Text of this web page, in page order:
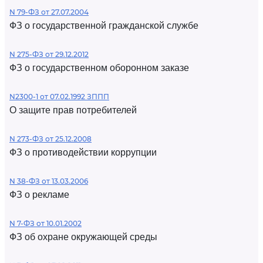
N 79-ФЗ от 27.07.2004
ФЗ о государственной гражданской службе
N 275-ФЗ от 29.12.2012
ФЗ о государственном оборонном заказе
N2300-1 от 07.02.1992 ЗППП
О защите прав потребителей
N 273-ФЗ от 25.12.2008
ФЗ о противодействии коррупции
N 38-ФЗ от 13.03.2006
ФЗ о рекламе
N 7-ФЗ от 10.01.2002
ФЗ об охране окружающей среды